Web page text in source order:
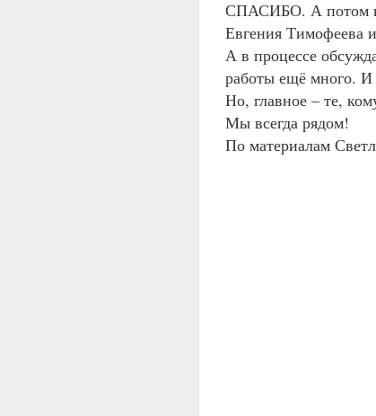
СПАСИБО. А потом
Евгения Тимофеева
А в процессе
работы ещё много. И
Но, главное – те,
Мы всегда рядом!
По материалам